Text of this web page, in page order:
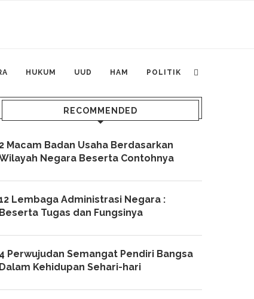
HUKUM UUD HAM POLITIK
RECOMMENDED
2 Macam Badan Usaha Berdasarkan
Negara Beserta Contohnya
Lembaga Administrasi Negara :
Beserta Tugas dan Fungsinya
4 Perwujudan Semangat Pendiri Bangsa
Dalam Kehidupan Sehari-hari